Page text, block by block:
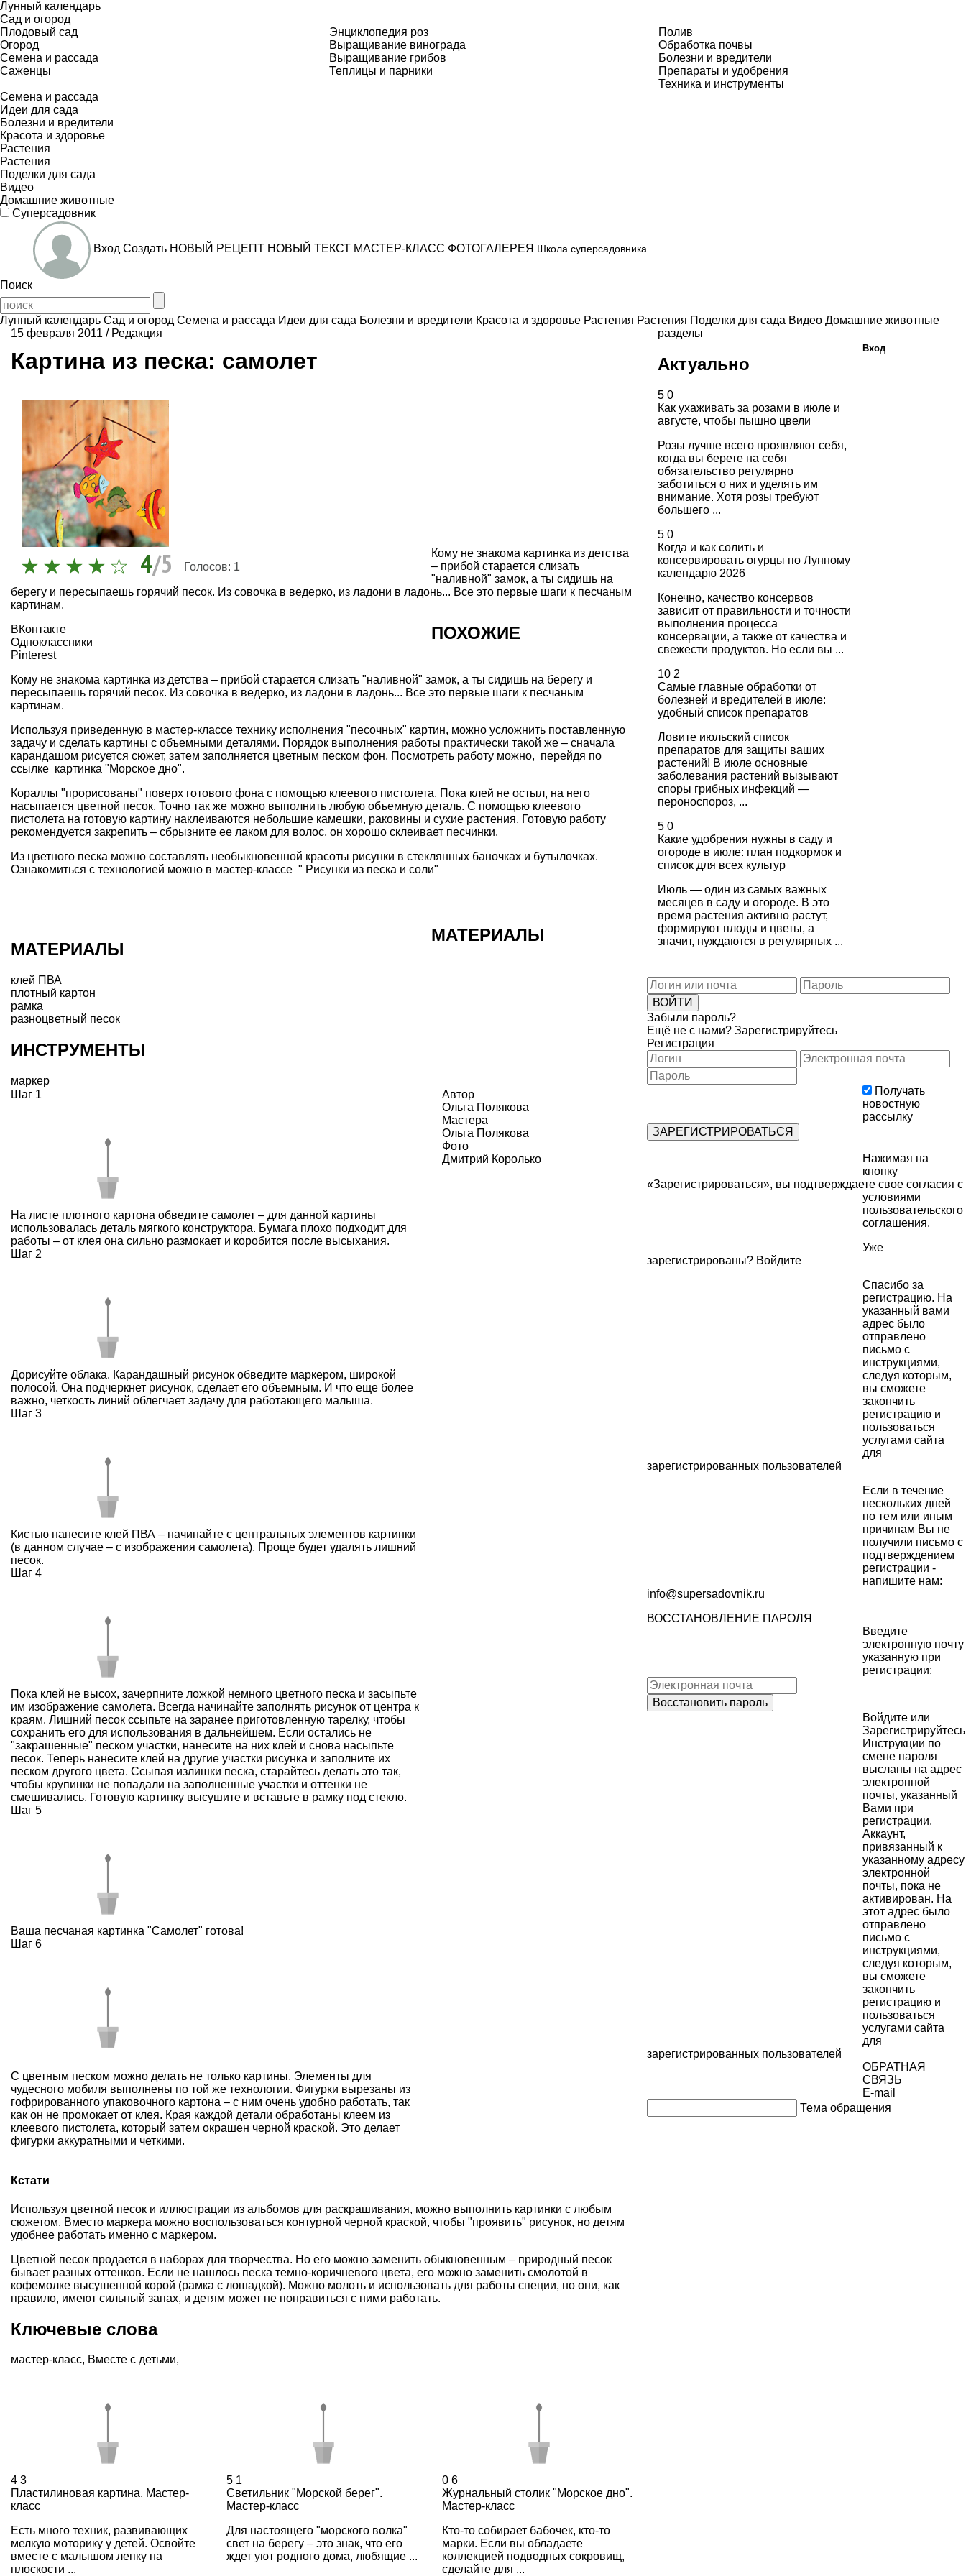
Лунный календарь
Сад и огород
Плодовый сад
Огород
Семена и рассада
Саженцы
Энциклопедия роз
Выращивание винограда
Выращивание грибов
Теплицы и парники
Полив
Обработка почвы
Болезни и вредители
Препараты и удобрения
Техника и инструменты
Семена и рассада
Идеи для сада
Болезни и вредители
Красота и здоровье
Растения
Растения
Поделки для сада
Видео
Домашние животные
Суперсадовник
Вход Создать НОВЫЙ РЕЦЕПТ НОВЫЙ ТЕКСТ МАСТЕР-КЛАСС ФОТОГАЛЕРЕЯ Школа суперсадовника
Поиск
Лунный календарь Сад и огород Семена и рассада Идеи для сада Болезни и вредители Красота и здоровье Растения Растения Поделки для сада Видео Домашние животные
15 февраля 2011 / Редакция
Картина из песка: самолет
4/5 Голосов: 1
Кому не знакома картинка из детства
– прибой старается слизать
"наливной" замок, а ты сидишь на
берегу и пересыпаешь горячий песок. Из совочка в ведерко, из ладони в ладонь... Все это первые шаги к песчаным
картинам.
ВКонтакте
Одноклассники
Pinterest
Кому не знакома картинка из детства – прибой старается слизать "наливной" замок, а ты сидишь на берегу и
пересыпаешь горячий песок. Из совочка в ведерко, из ладони в ладонь... Все это первые шаги к песчаным
картинам.
Используя приведенную в мастер-классе технику исполнения "песочных" картин, можно усложнить поставленную
задачу и сделать картины с объемными деталями. Порядок выполнения работы практически такой же – сначала
карандашом рисуется сюжет, затем заполняется цветным песком фон. Посмотреть работу можно, перейдя по
ссылке картинка "Морское дно".
Кораллы "прорисованы" поверх готового фона с помощью клеевого пистолета. Пока клей не остыл, на него
насыпается цветной песок. Точно так же можно выполнить любую объемную деталь. С помощью клеевого
пистолета на готовую картину наклеиваются небольшие камешки, раковины и сухие растения. Готовую работу
рекомендуется закрепить – сбрызните ее лаком для волос, он хорошо склеивает песчинки.
Из цветного песка можно составлять необыкновенной красоты рисунки в стеклянных баночках и бутылочках.
Ознакомиться с технологией можно в мастер-классе " Рисунки из песка и соли"
МАТЕРИАЛЫ
клей ПВА
плотный картон
рамка
разноцветный песок
ИНСТРУМЕНТЫ
маркер
Шаг 1
На листе плотного картона обведите самолет – для данной картины
использовалась деталь мягкого конструктора. Бумага плохо подходит для
работы – от клея она сильно размокает и коробится после высыхания.
Шаг 2
Дорисуйте облака. Карандашный рисунок обведите маркером, широкой
полосой. Она подчеркнет рисунок, сделает его объемным. И что еще более
важно, четкость линий облегчает задачу для работающего малыша.
Шаг 3
Кистью нанесите клей ПВА – начинайте с центральных элементов картинки
(в данном случае – с изображения самолета). Проще будет удалять лишний
песок.
Шаг 4
Пока клей не высох, зачерпните ложкой немного цветного песка и засыпьте
им изображение самолета. Всегда начинайте заполнять рисунок от центра к
краям. Лишний песок ссыпьте на заранее приготовленную тарелку, чтобы
сохранить его для использования в дальнейшем. Если остались не
"закрашенные" песком участки, нанесите на них клей и снова насыпьте
песок. Теперь нанесите клей на другие участки рисунка и заполните их
песком другого цвета. Ссыпая излишки песка, старайтесь делать это так,
чтобы крупинки не попадали на заполненные участки и оттенки не
смешивались. Готовую картинку высушите и вставьте в рамку под стекло.
Шаг 5
Ваша песчаная картинка "Самолет" готова!
Шаг 6
С цветным песком можно делать не только картины. Элементы для
чудесного мобиля выполнены по той же технологии. Фигурки вырезаны из
гофрированного упаковочного картона – с ним очень удобно работать, так
как он не промокает от клея. Края каждой детали обработаны клеем из
клеевого пистолета, который затем окрашен черной краской. Это делает
фигурки аккуратными и четкими.
Автор
Ольга Полякова
Мастера
Ольга Полякова
Фото
Дмитрий Королько
Кстати
Используя цветной песок и иллюстрации из альбомов для раскрашивания, можно выполнить картинки с любым
сюжетом. Вместо маркера можно воспользоваться контурной черной краской, чтобы "проявить" рисунок, но детям
удобнее работать именно с маркером.
Цветной песок продается в наборах для творчества. Но его можно заменить обыкновенным – природный песок
бывает разных оттенков. Если не нашлось песка темно-коричневого цвета, его можно заменить смолотой в
кофемолке высушенной корой (рамка с лошадкой). Можно молоть и использовать для работы специи, но они, как
правило, имеют сильный запах, и детям может не понравиться с ними работать.
Ключевые слова
мастер-класс, Вместе с детьми,
ПОХОЖИЕ
МАТЕРИАЛЫ
4 3
Пластилиновая картина. Мастер-
класс
Есть много техник, развивающих
мелкую моторику у детей. Освойте
вместе с малышом лепку на
плоскости ...
5 1
Cветильник "Морской берег".
Мастер-класс
Для настоящего "морского волка"
свет на берегу – это знак, что его
ждет уют родного дома, любящие ...
0 6
Журнальный столик "Морское дно".
Мастер-класс
Кто-то собирает бабочек, кто-то
марки. Если вы обладаете
коллекцией подводных сокровищ,
сделайте для ...
разделы
Актуально
5 0
Как ухаживать за розами в июле и
августе, чтобы пышно цвели
Розы лучше всего проявляют себя,
когда вы берете на себя
обязательство регулярно
заботиться о них и уделять им
внимание. Хотя розы требуют
большего ...
5 0
Когда и как солить и
консервировать огурцы по Лунному
календарю 2026
Конечно, качество консервов
зависит от правильности и точности
выполнения процесса
консервации, а также от качества и
свежести продуктов. Но если вы ...
10 2
Самые главные обработки от
болезней и вредителей в июле:
удобный список препаратов
Ловите июльский список
препаратов для защиты ваших
растений! В июле основные
заболевания растений вызывают
споры грибных инфекций —
пероноспороз, ...
5 0
Какие удобрения нужны в саду и
огороде в июле: план подкормок и
список для всех культур
Июль — один из самых важных
месяцев в саду и огороде. В это
время растения активно растут,
формируют плоды и цветы, а
значит, нуждаются в регулярных ...
Вход
Забыли пароль?
Ещё не с нами? Зарегистрируйтесь
Регистрация
Получать
новостную
рассылку
Нажимая на
кнопку
«Зарегистрироваться», вы подтверждаете свое согласия с
условиями
пользовательского
соглашения.
Уже
зарегистрированы? Войдите
Спасибо за
регистрацию. На
указанный вами
адрес было
отправлено
письмо с
инструкциями,
следуя которым,
вы сможете
закончить
регистрацию и
пользоваться
услугами сайта
для
зарегистрированных пользователей
Если в течение
нескольких дней
по тем или иным
причинам Вы не
получили письмо с
подтверждением
регистрации -
напишите нам:
info@supersadovnik.ru
ВОССТАНОВЛЕНИЕ ПАРОЛЯ
Введите
электронную почту
указанную при
регистрации:
Войдите или
Зарегистрируйтесь
Инструкции по
смене пароля
высланы на адрес
электронной
почты, указанный
Вами при
регистрации.
Аккаунт,
привязанный к
указанному адресу
электронной
почты, пока не
активирован. На
этот адрес было
отправлено
письмо с
инструкциями,
следуя которым,
вы сможете
закончить
регистрацию и
пользоваться
услугами сайта
для
зарегистрированных пользователей
ОБРАТНАЯ
СВЯЗЬ
E-mail
Тема обращения